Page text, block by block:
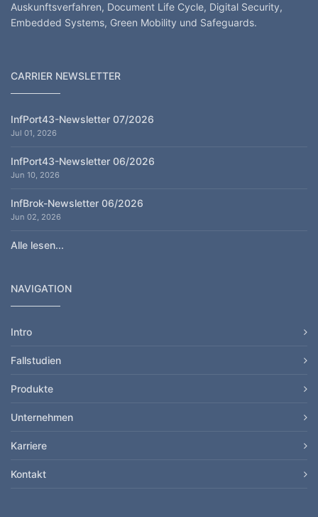
Auskunftsverfahren, Document Life Cycle, Digital Security,
Embedded Systems, Green Mobility und Safeguards.
CARRIER NEWSLETTER
InfPort43-Newsletter 07/2026
Jul 01, 2026
InfPort43-Newsletter 06/2026
Jun 10, 2026
InfBrok-Newsletter 06/2026
Jun 02, 2026
Alle lesen...
NAVIGATION
Intro
Fallstudien
Produkte
Unternehmen
Karriere
Kontakt